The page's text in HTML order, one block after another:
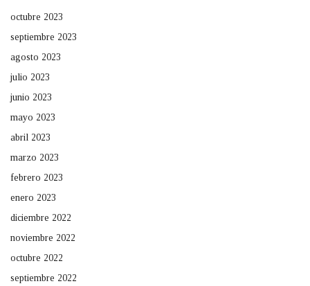
octubre 2023
septiembre 2023
agosto 2023
julio 2023
junio 2023
mayo 2023
abril 2023
marzo 2023
febrero 2023
enero 2023
diciembre 2022
noviembre 2022
octubre 2022
septiembre 2022